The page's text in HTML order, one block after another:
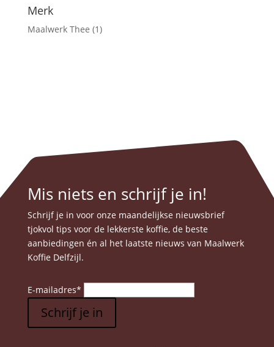
Merk
Maalwerk Thee (1)
Mis niets en schrijf je in!
Schrijf je in voor onze maandelijkse nieuwsbrief
tjokvol tips voor de lekkerste koffie, de beste
aanbiedingen én al het laatste nieuws van Maalwerk
Koffie Delfzijl.
E-mailadres*
Schrijf je in